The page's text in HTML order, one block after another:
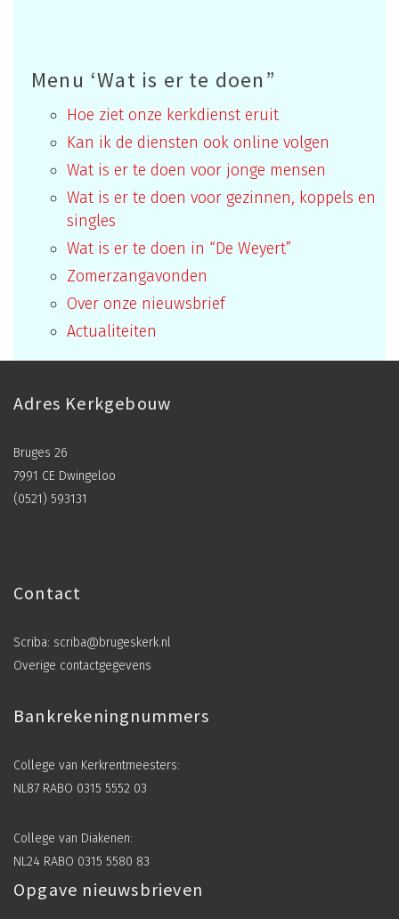
Menu ‘Wat is er te doen”
Hoe ziet onze kerkdienst eruit
Kan ik de diensten ook online volgen
Wat is er te doen voor jonge mensen
Wat is er te doen voor gezinnen, koppels en
singles
Wat is er te doen in “De Weyert”
Zomerzangavonden
Over onze nieuwsbrief
Actualiteiten
Adres Kerkgebouw
Bruges 26
7991 CE Dwingeloo
(0521) 593131
Contact
Scriba: scriba@brugeskerk.nl
Overige contactgegevens
Bankrekeningnummers
College van Kerkrentmeesters:
NL87 RABO 0315 5552 03
College van Diakenen:
NL24 RABO 0315 5580 83
Opgave nieuwsbrieven